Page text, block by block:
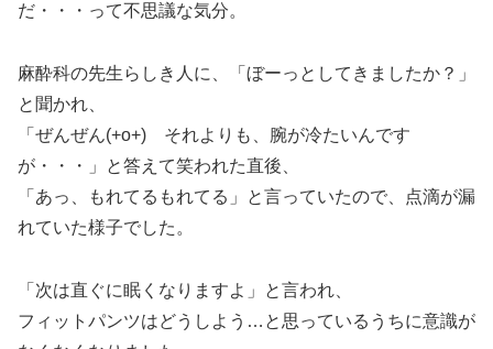
だ・・・って不思議な気分。
麻酔科の先生らしき人に、「ぼーっとしてきましたか？」
と聞かれ、
「ぜんぜん(+o+) それよりも、腕が冷たいんです
が・・・」と答えて笑われた直後、
「あっ、もれてるもれてる」と言っていたので、点滴が漏
れていた様子でした。
「次は直ぐに眠くなりますよ」と言われ、
フィットパンツはどうしよう…と思っているうちに意識が